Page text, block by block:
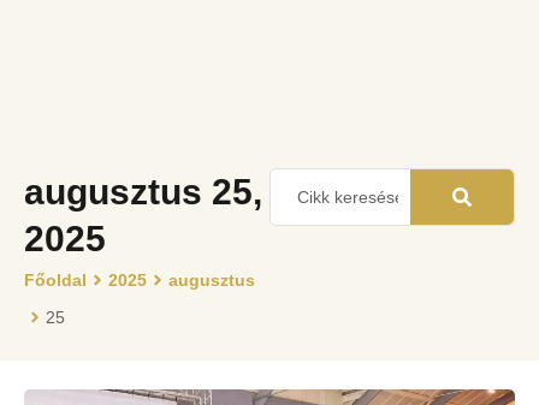
augusztus 25,
2025
Főoldal 2025
augusztus
25